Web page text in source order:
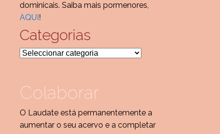
dominicais. Saiba mais pormenores,
AQUI !
Categorias
Categorias
Colaborar
O Laudate está permanentemente a
aumentar o seu acervo e a completar